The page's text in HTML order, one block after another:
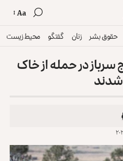
Aa
حقوق بشر زنان گفتگو محیط زیست
در حمله از خاک